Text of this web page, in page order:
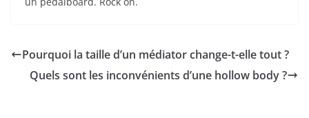
Pourquoi la taille d’un médiator change-t-elle tout ?
Quels sont les inconvénients d’une hollow body ?